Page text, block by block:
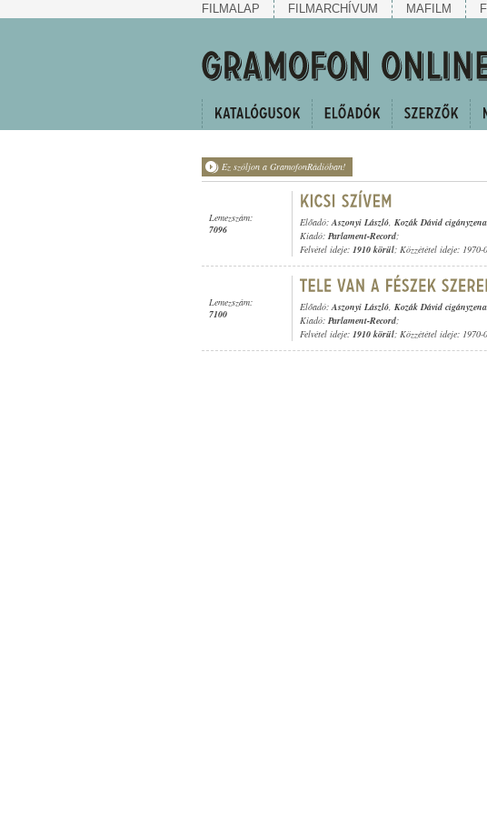
FILMALAP FILMARCHÍVUM MAFILM
Ez szóljon a GramofonRádióban!
Lemezszám:
7096
Előadó:Aszonyi László, Kozák Dávid
Kiadó: Parlament-Record;
Felvétel ideje: 1910 körül; Közzététel ideje: 1970-
Lemezszám:
7100
Előadó:Aszonyi László, Kozák Dávid
Kiadó: Parlament-Record;
Felvétel ideje: 1910 körül; Közzététel ideje: 1970-